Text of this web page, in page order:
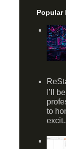
Popular
I’ll
to